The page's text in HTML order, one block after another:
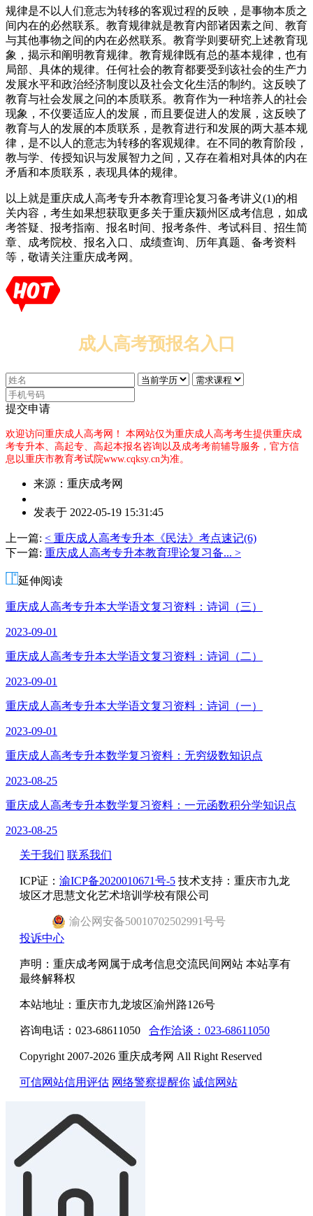
规律是不以人们意志为转移的客观过程的反映，是事物本质之
间内在的必然联系。教育规律就是教育内部诸因素之间、教育
与其他事物之间的内在必然联系。教育学则要研究上述教育现
象，揭示和阐明教育规律。教育规律既有总的基本规律，也有
局部、具体的规律。任何社会的教育都要受到该社会的生产力
发展水平和政治经济制度以及社会文化生活的制约。这反映了
教育与社会发展之问的本质联系。教育作为一种培养人的社会
现象，不仪要适应人的发展，而且要促进人的发展，这反映了
教育与人的发展的本质联系，是教育进行和发展的两大基本规
律，是不以人的意志为转移的客观规律。在不同的教育阶段，
教与学、传授知识与发展智力之间，又存在着相对具体的内在
矛盾和本质联系，表现具体的规律。
以上就是重庆成人高考专升本教育理论复习备考讲义(1)的相
关内容，考生如果想获取更多关于重庆颍州区成考信息，如成
考答疑、报考指南、报名时间、报考条件、考试科目、招生简
章、成考院校、报名入口、成绩查询、历年真题、备考资料
等，敬请关注重庆成考网。
成人高考预报名入口
提交申请
欢迎访问重庆成人高考网！ 本网站仅为重庆成人高考考生提供重庆成
考专升本、高起专、高起本报名咨询以及成考考前辅导服务，官方信
息以重庆市教育考试院www.cqksy.cn为准。
来源：重庆成考网
者：
老
师
发表于 2022-05-19 15:31:45
上一篇: < 重庆成人高考专升本《民法》考点速记(6)
下一篇: 重庆成人高考专升本教育理论复习备... >
延伸阅读
重庆成人高考专升本大学语文复习资料：诗词（三）
2023-09-01
重庆成人高考专升本大学语文复习资料：诗词（二）
2023-09-01
重庆成人高考专升本大学语文复习资料：诗词（一）
2023-09-01
重庆成人高考专升本数学复习资料：无穷级数知识点
2023-08-25
重庆成人高考专升本数学复习资料：一元函数积分学知识点
2023-08-25
关于我们 联系我们
ICP证： 渝ICP备2020010671号-5 技术支持：重庆市九龙
坡区才思慧文化艺术培训学校有限公司
渝公网安备50010702502991号号
投诉中心
声明：重庆成考网属于成考信息交流民间网站 本站享有
最终解释权
本站地址：重庆市九龙坡区渝州路126号
咨询电话：023-68611050 合作洽谈：023-68611050
Copyright 2007-2026 重庆成考网 All Right Reserved
可信网站信用评估 网络警察提醒你 诚信网站